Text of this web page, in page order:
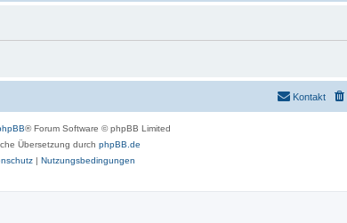
Kontakt
® Forum Software © phpBB Limited
Übersetzung durch phpBB.de
| Nutzungsbedingungen